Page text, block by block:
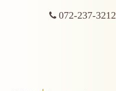
072-237-3212